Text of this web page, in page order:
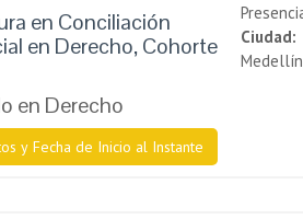
en Conciliación
en Derecho, Cohorte
en Derecho
y Fecha de Inicio al Instante
Ciudad: